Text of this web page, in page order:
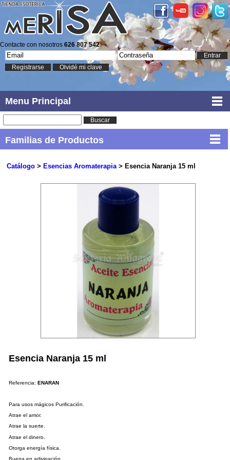
Contacte con nosotros 626 807 542
Entrar
Registrarse
Olvidé mi clave
Menu Principal
Buscar
Familias de Productos
Catálogo> Esencias Aromaterapia> Esencia Naranja 15 ml
Esencia Naranja 15 ml
Referencia:ENARAN
Para usos mágicos Purificación.
Atrae el amor.
Atrae la suerte.
Atrae el dinero.
Otorga energía física.
Buena en adivinación.